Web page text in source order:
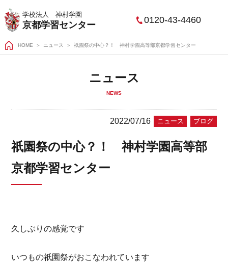
学校法人 神村学園
京都学習センター 0120-43-4460
HOME ＞ ニュース 祇園祭の中心？！ 神村学園高等部京都学習センター
ニュース
NEWS
2022/07/16 ニュース ブログ
祇園祭の中心？！ 神村学園高等部
京都学習センター
久しぶりの感覚です
いつもの祇園祭がおこなわれています